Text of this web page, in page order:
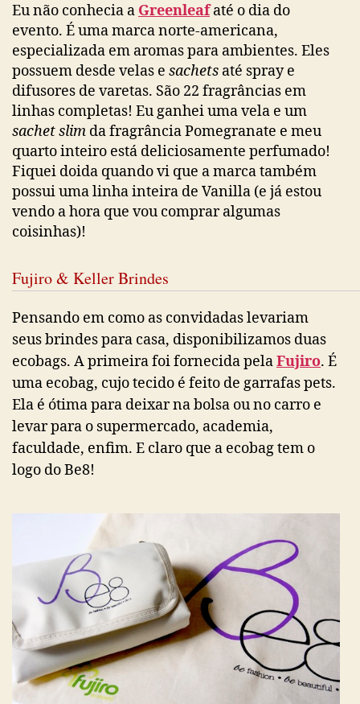
Eu não conhecia a Greenleafaté o dia do
evento. É uma marca norte-americana,
especializada em aromas para ambientes. Eles
possuem desde velas e sachets até spray e
difusores de varetas. São 22 fragrâncias em
linhas completas! Eu ganhei uma vela e um
sachet slim da fragrância Pomegranate e meu
quarto inteiro está deliciosamente perfumado!
Fiquei doida quando vi que a marca também
possui uma linha inteira de Vanilla (e já estou
vendo a hora que vou comprar algumas
coisinhas)!
Fujiro & Keller Brindes
Pensando em como as convidadas levariam
seus brindes para casa, disponibilizamos duas
ecobags. A primeira foi fornecida pelaFujiro. É
uma ecobag, cujo tecido é feito de garrafas pets.
Ela é ótima para deixar na bolsa ou no carro e
levar para o supermercado, academia,
faculdade, enfim. E claro que a ecobag tem o
logo do Be8!